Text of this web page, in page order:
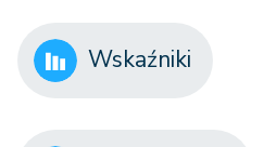
Wskaźniki